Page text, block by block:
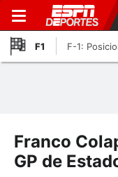
F1 F-1:
Franco
GP de